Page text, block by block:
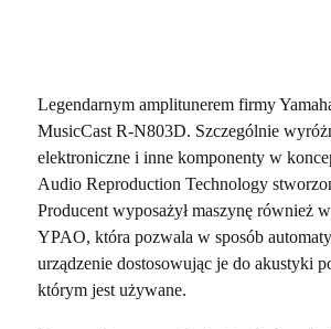
Legendarnym amplitunerem firmy
MusicCast R-N803D. Szczególnie
elektroniczne i inne komponenty w
Audio Reproduction Technology
Producent wyposażył maszynę również
YPAO, która pozwala w sposób
urządzenie dostosowując je do akustyki
którym jest używane.